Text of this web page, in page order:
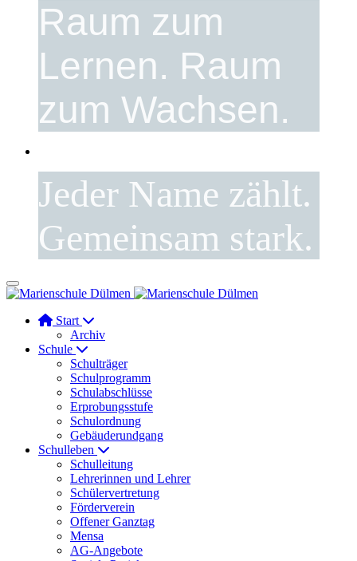
Raum zum
Lernen. Raum
zum Wachsen.
Jeder Name zählt.
Gemeinsam stark.
Start
Archiv
Schule
Schulträger
Schulprogramm
Schulabschlüsse
Erprobungsstufe
Schulordnung
Gebäuderundgang
Schulleben
Schulleitung
Lehrerinnen und Lehrer
Schülervertretung
Förderverein
Offener Ganztag
Mensa
AG-Angebote